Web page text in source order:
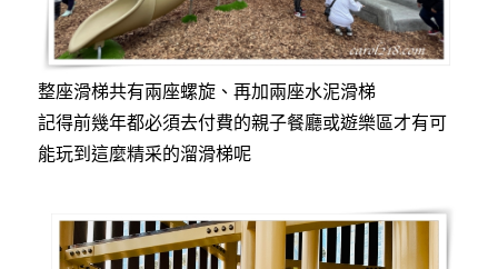
整座滑梯共有兩座螺旋、再加兩座水泥滑梯
記得前幾年都必須去付費的親子餐廳或遊樂區才有可
能玩到這麼精采的溜滑梯呢